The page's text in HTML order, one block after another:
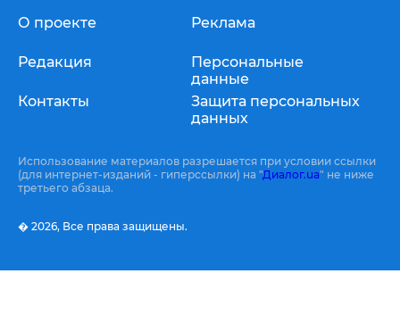
О проекте
Редакция
Контакты
Реклама
Персональные
данные
Защита персональных
данных
Использование материалов разрешается при условии ссылки
(для интернет-изданий - гиперссылки) на "Диалог.ua" не ниже
третьего абзаца.
� 2026, Все права защищены.